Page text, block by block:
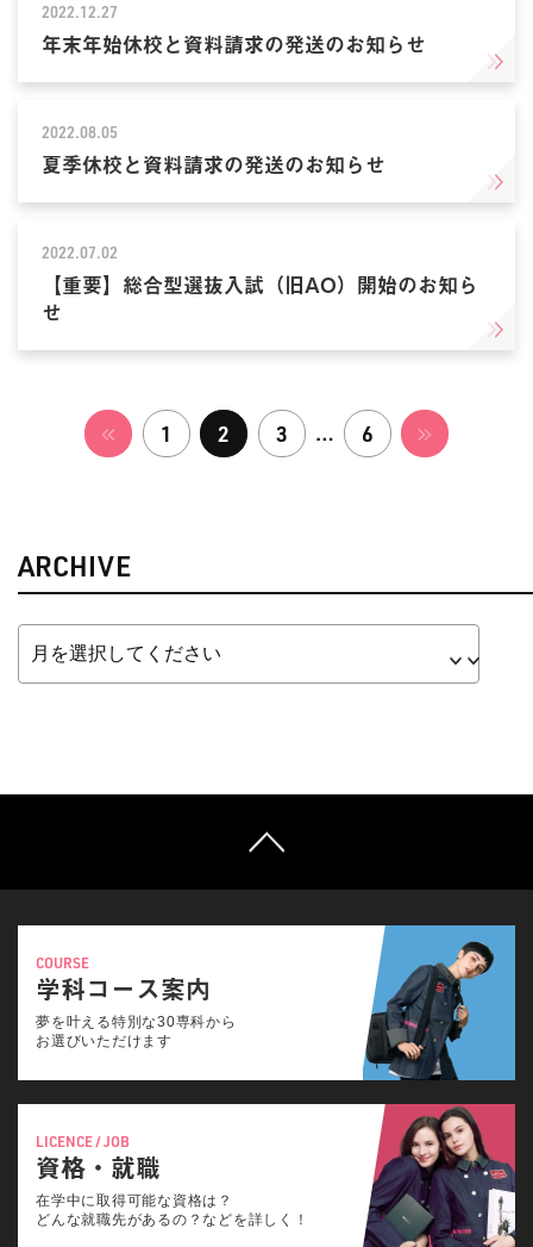
2022.12.27
年末年始休校と資料請求の発送のお知らせ
2022.08.05
夏季休校と資料請求の発送のお知らせ
2022.07.02
【重要】総合型選抜入試（旧AO）開始のお知ら
せ
1 2 3 … 6
ARCHIVE
COURSE
学科コース案内
夢を叶える特別な30専科から
お選びいただけます
LICENCE / JOB
資格・就職
在学中に取得可能な資格は？
どんな就職先があるの？などを詳しく！